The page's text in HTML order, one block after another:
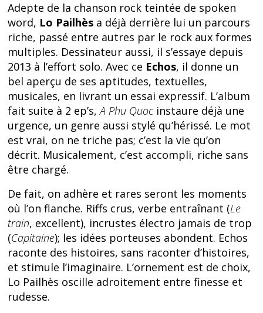
Adepte de la chanson rock teintée de spoken
word, Lo Pailhès a déjà derrière lui un parcours
riche, passé entre autres par le rock aux formes
multiples. Dessinateur aussi, il s’essaye depuis
2013 à l’effort solo. Avec ce Echos, il donne un
bel aperçu de ses aptitudes, textuelles,
musicales, en livrant un essai expressif. L’album
fait suite à 2 ep’s,A Phu Quocinstaure déjà une
urgence, un genre aussi stylé qu’hérissé. Le mot
est vrai, on ne triche pas; c’est la vie qu’on
décrit. Musicalement, c’est accompli, riche sans
être chargé.
De fait, on adhère et rares seront les moments
où l’on flanche. Riffs crus, verbe entraînant (Le
train, excellent), incrustes électro jamais de trop
(Capitaine); les idées porteuses abondent. Echos
raconte des histoires, sans raconter d’histoires,
et stimule l’imaginaire. L’ornement est de choix,
Lo Pailhès oscille adroitement entre finesse et
rudesse.